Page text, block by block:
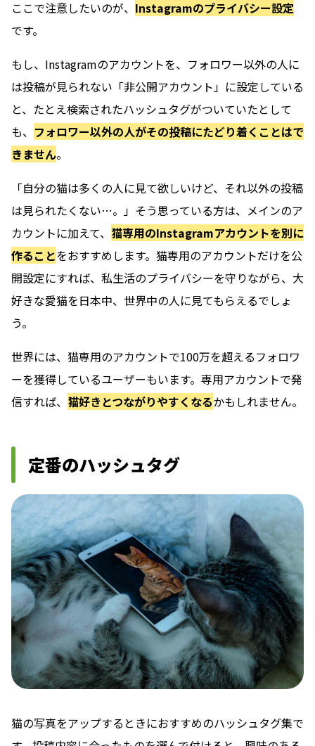
ここで注意したいのが、 Instagramのプライバシー設定
です。
もし、Instagramのアカウントを、フォロワー以外の人に
は投稿が見られない「非公開アカウント」に設定している
と、たとえ検索されたハッシュタグがついていたとして
も、 フォロワー以外の人がその投稿にたどり着くことはで
きません。
「自分の猫は多くの人に見て欲しいけど、それ以外の投稿
は見られたくない…。」そう思っている方は、メインのア
カウントに加えて、 猫専用のInstagramアカウントを別に
作ることをおすすめします。猫専用のアカウントだけを公
開設定にすれば、私生活のプライバシーを守りながら、大
好きな愛猫を日本中、世界中の人に見てもらえるでしょ
う。
世界には、猫専用のアカウントで100万を超えるフォロワ
ーを獲得しているユーザーもいます。専用アカウントで発
信すれば、 猫好きとつながりやすくなるかもしれません。
定番のハッシュタグ
猫の写真をアップするときにおすすめのハッシュタグ集で